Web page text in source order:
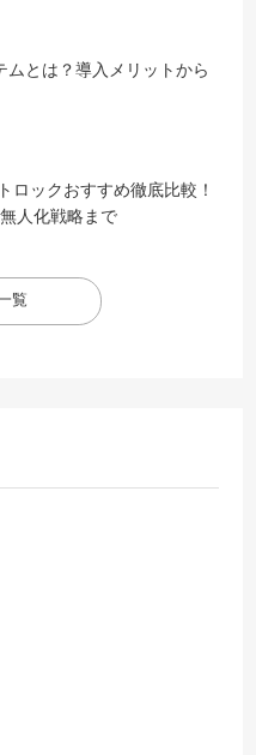
ムとは？導入メリットから
ロックおすすめ徹底比較！
人化戦略まで
覧